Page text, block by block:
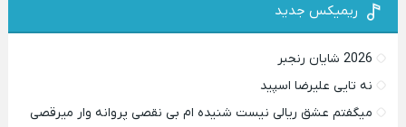
ریمیکس جدید
2026 شایان رنجبر
نه تایی علیرضا اسپید
میگفتم عشق ریالی نیست شنیده ام بی نقصی پروانه وار میرقصی